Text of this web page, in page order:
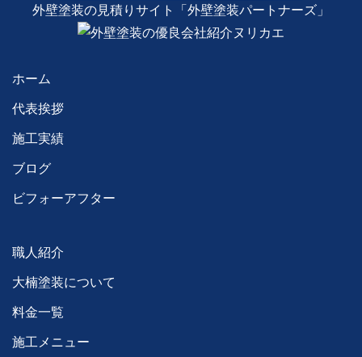
外壁塗装の見積りサイト「外壁塗装パートナーズ」
ホーム
代表挨拶
施工実績
ブログ
ビフォーアフター
職人紹介
大楠塗装について
料金一覧
施工メニュー